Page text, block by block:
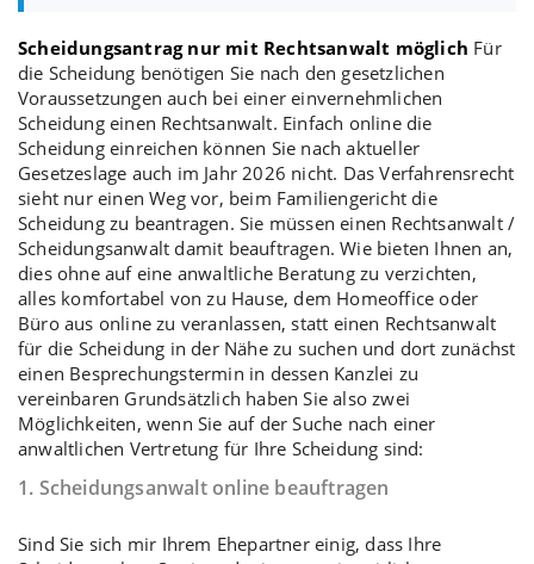
Scheidungsantrag nur mit Rechtsanwalt möglich Für
die Scheidung benötigen Sie nach den gesetzlichen
Voraussetzungen auch bei einereinvernehmlichen
Scheidungeinen Rechtsanwalt. Einfach online die
Scheidung einreichen können Sie nach aktueller
Gesetzeslage auch im Jahr 2026 nicht. Das Verfahrensrecht
sieht nur einen Weg vor, beim Familiengericht die
Scheidung zu beantragen. Sie müssen einen Rechtsanwalt /
Scheidungsanwalt damit beauftragen. Wie bieten Ihnen an,
dies ohne auf eine anwaltliche Beratungzu verzichten,
alles komfortabel von zu Hause, dem Homeoffice oder
Büro aus online zu veranlassen, statt einen Rechtsanwalt
für die Scheidung in der Nähe zu suchen und dort zunächst
einen Besprechungstermin in dessen Kanzlei zu
vereinbaren Grundsätzlich haben Sie also zwei
Möglichkeiten, wenn Sie auf der Suche nach einer
anwaltlichen Vertretung für Ihre Scheidung sind:
1. Scheidungsanwalt online beauftragen
Sind Sie sich mir Ihrem Ehepartner einig, dass Ihre